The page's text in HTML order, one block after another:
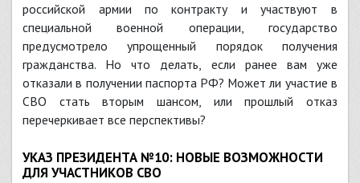
российской армии по контракту и участвуют в
специальной военной операции, государство
предусмотрело упрощенный порядок получения
гражданства. Но что делать, если ранее вам уже
отказали в получении паспорта РФ? Может ли участие в
СВО стать вторым шансом, или прошлый отказ
перечеркивает все перспективы?
УКАЗ ПРЕЗИДЕНТА №10: НОВЫЕ ВОЗМОЖНОСТИ
ДЛЯ УЧАСТНИКОВ СВО